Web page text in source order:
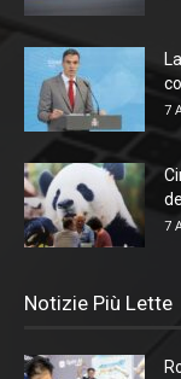
7
7
Notizie Più Lette